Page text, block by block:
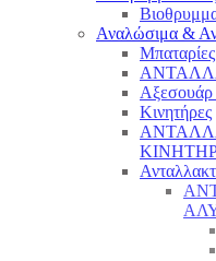
Αναλώσιμα &
Κινητήρες